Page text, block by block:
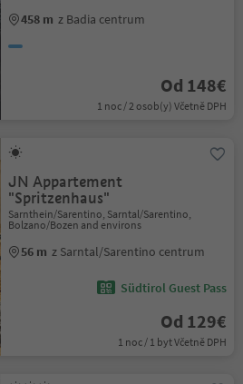
458 m z Badia centrum
Od 148€
1 noc / 2 osob(y) Včetně DPH
JN Appartement
"Spritzenhaus"
Sarnthein/Sarentino, Sarntal/Sarentino,
Bolzano/Bozen and environs
56 m z Sarntal/Sarentino centrum
Südtirol Guest Pass
Od 129€
1 noc / 1 byt Včetně DPH